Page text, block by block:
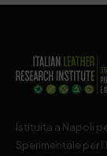
Istituita a Napoli
Sperimentale per